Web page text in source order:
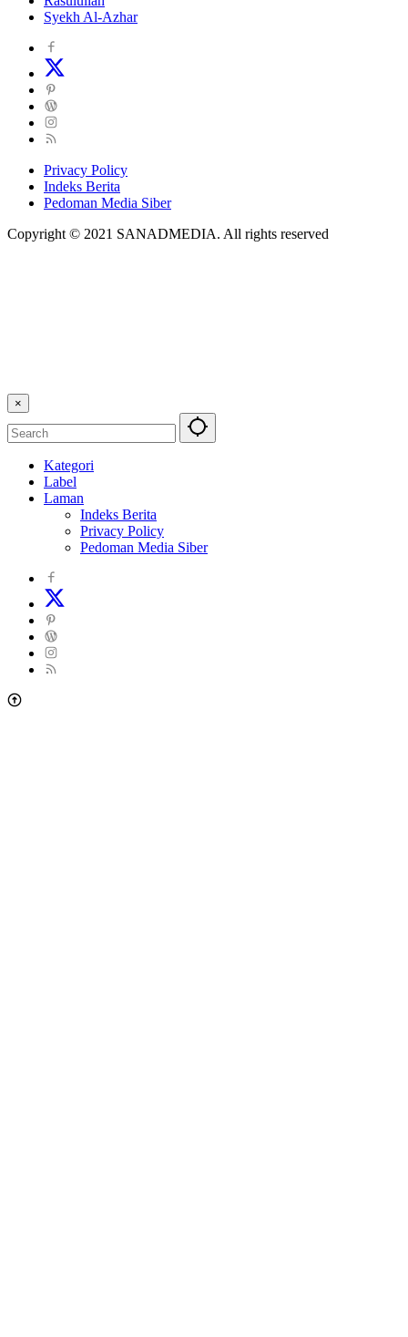
Syekh Al-Azhar
Privacy Policy
Indeks Berita
Pedoman Media Siber
Copyright © 2021 SANADMEDIA. All rights reserved
×
Kategori
Label
Laman
Indeks Berita
Privacy Policy
Pedoman Media Siber